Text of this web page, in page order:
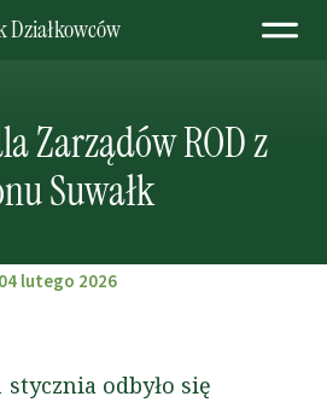
Działkowców
Zarządów ROD z
Suwałk
04 lutego 2026
stycznia odbyło się